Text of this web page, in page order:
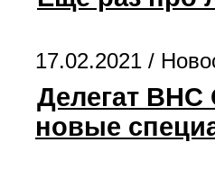
17.02.2021 /
Делегат ВНС
новые